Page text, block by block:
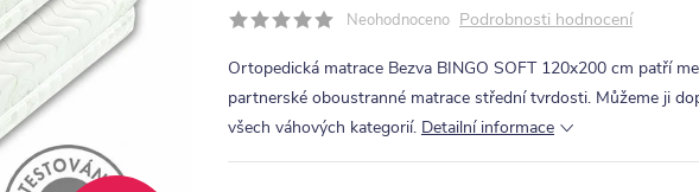
Neohodnoceno Podrobnosti hodnocení
Ortopedická matrace Bezva BINGO SOFT 120x200 cm patří
partnerské oboustranné matrace střední tvrdosti. Můžeme ji
všech váhových kategorií. Detailní informace